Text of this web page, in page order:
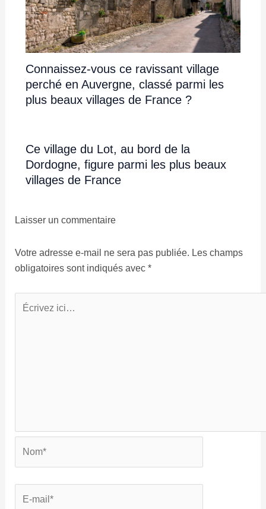
Connaissez-vous ce ravissant village
perché en Auvergne, classé parmi les
plus beaux villages de France ?
Ce village du Lot, au bord de la
Dordogne, figure parmi les plus beaux
villages de France
Laisser un commentaire
Votre adresse e-mail ne sera pas publiée. Les champs
obligatoires sont indiqués avec *